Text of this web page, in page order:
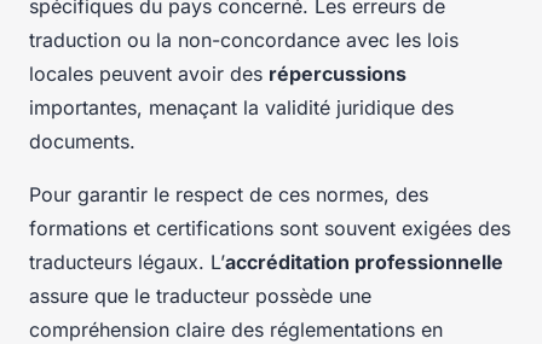
spécifiques du pays concerné. Les erreurs de
traduction ou la non-concordance avec les lois
locales peuvent avoir des répercussions
importantes, menaçant la validité juridique des
documents.
Pour garantir le respect de ces normes, des
formations et certifications sont souvent exigées des
traducteurs légaux. L’accréditation professionnelle
assure que le traducteur possède une
compréhension claire des réglementations en